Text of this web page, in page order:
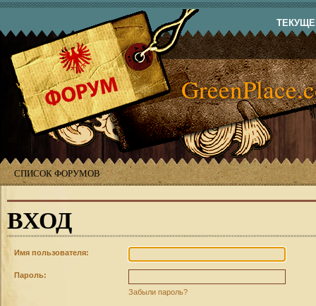
СПИСОК ФОРУМОВ
ВХОД
Имя пользователя:
Пароль:
Забыли пароль?